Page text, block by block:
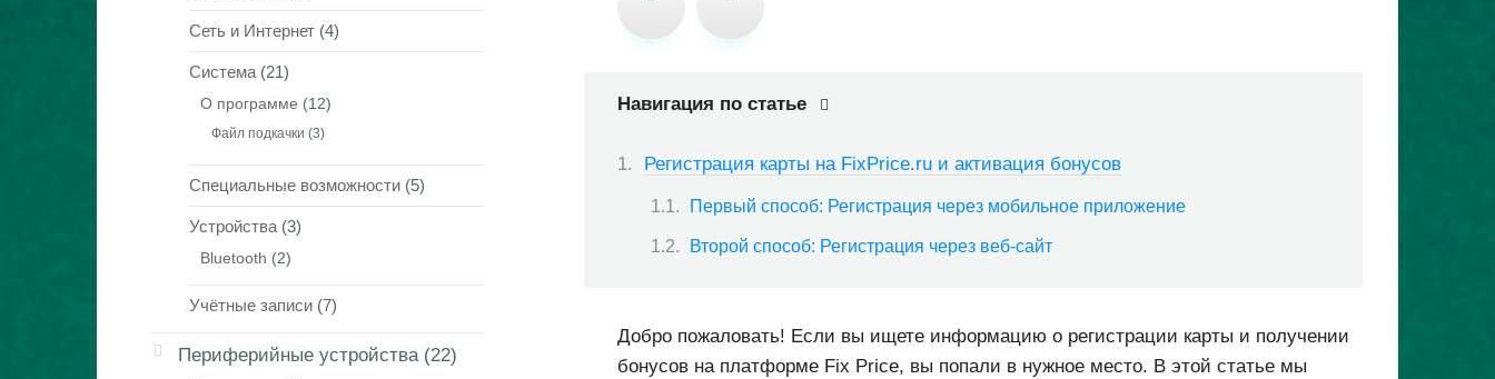
Навигация по статье
Регистрация карты на FixPrice.ru и активация бонусов
Первый способ: Регистрация через мобильное приложение
Второй способ: Регистрация через веб-сайт
Добро пожаловать! Если вы ищете информацию о регистрации карты и получении
бонусов на платформе Fix Price, вы попали в нужное место. В этой статье мы
Сеть и Интернет (4)
Система (21)
О программе (12)
Файл подкачки (3)
Специальные возможности (5)
Устройства (3)
Bluetooth (2)
Учётные записи (7)
Периферийные устройства(22)